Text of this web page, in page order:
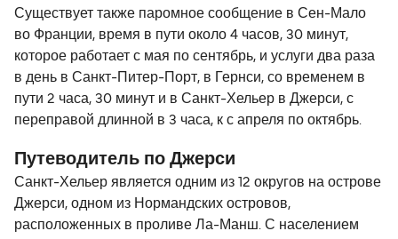
Существует также паромное сообщение в Сен-Мало
во Франции, время в пути около 4 часов, 30 минут,
которое работает с мая по сентябрь, и услуги два раза
в день в Санкт-Питер-Порт, в Гернси, со временем в
пути 2 часа, 30 минут и в Санкт-Хельер в Джерси, с
переправой длинной в 3 часа, к с апреля по октябрь.
Путеводитель по Джерси
Санкт-Хельер является одним из 12 округов на острове
Джерси, одном из Нормандских островов,
расположенных в проливе Ла-Манш. С населением